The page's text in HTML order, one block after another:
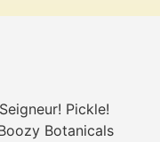
Pickle!
Botanicals